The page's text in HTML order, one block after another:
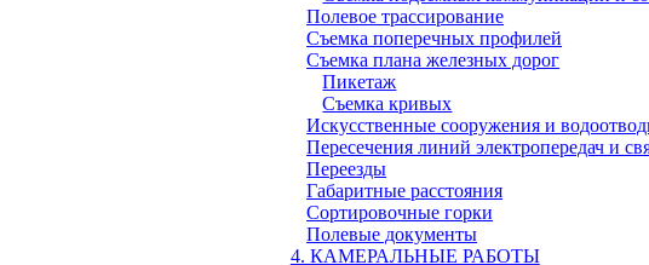
Полевое трассирование
Съемка поперечных профилей
Съемка плана железных дорог
Пикетаж
Съемка кривых
Искусственные сооружения и
Пересечения линий электропередач и
Переезды
Габаритные расстояния
Сортировочные горки
Полевые документы
4. КАМЕРАЛЬНЫЕ РАБОТЫ